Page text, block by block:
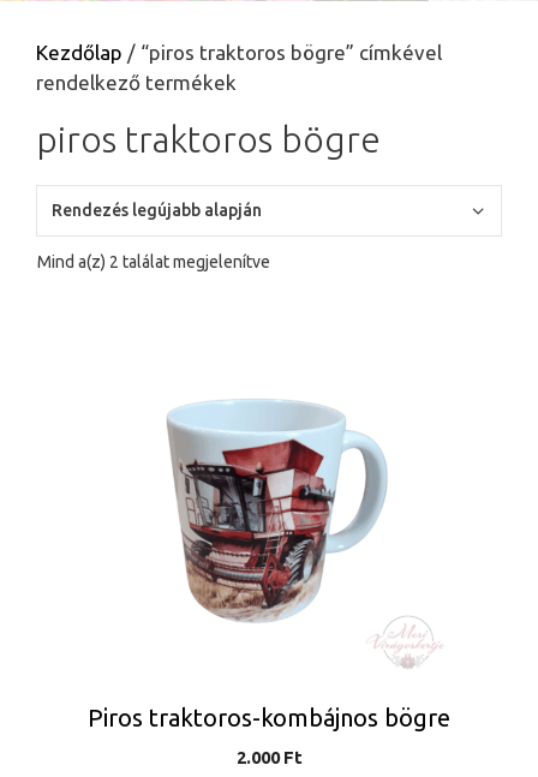
Kezdőlap / “piros traktoros bögre” címkével
rendelkező termékek
piros traktoros bögre
Mind a(z) 2 találat megjelenítve
Piros traktoros-kombájnos bögre
2.000Ft